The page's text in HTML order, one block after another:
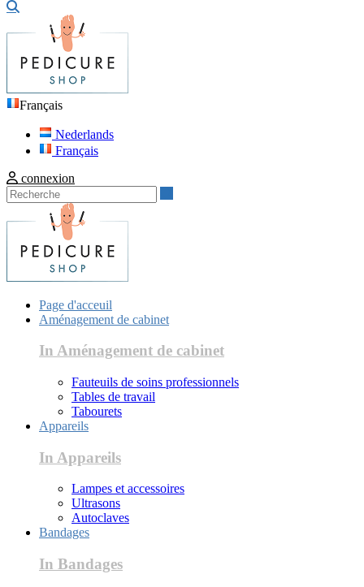
Français
Nederlands
Français
connexion
Page d'acceuil
Aménagement de cabinet
In Aménagement de cabinet
Fauteuils de soins professionnels
Tables de travail
Tabourets
Appareils
In Appareils
Lampes et accessoires
Ultrasons
Autoclaves
Bandages
In Bandages